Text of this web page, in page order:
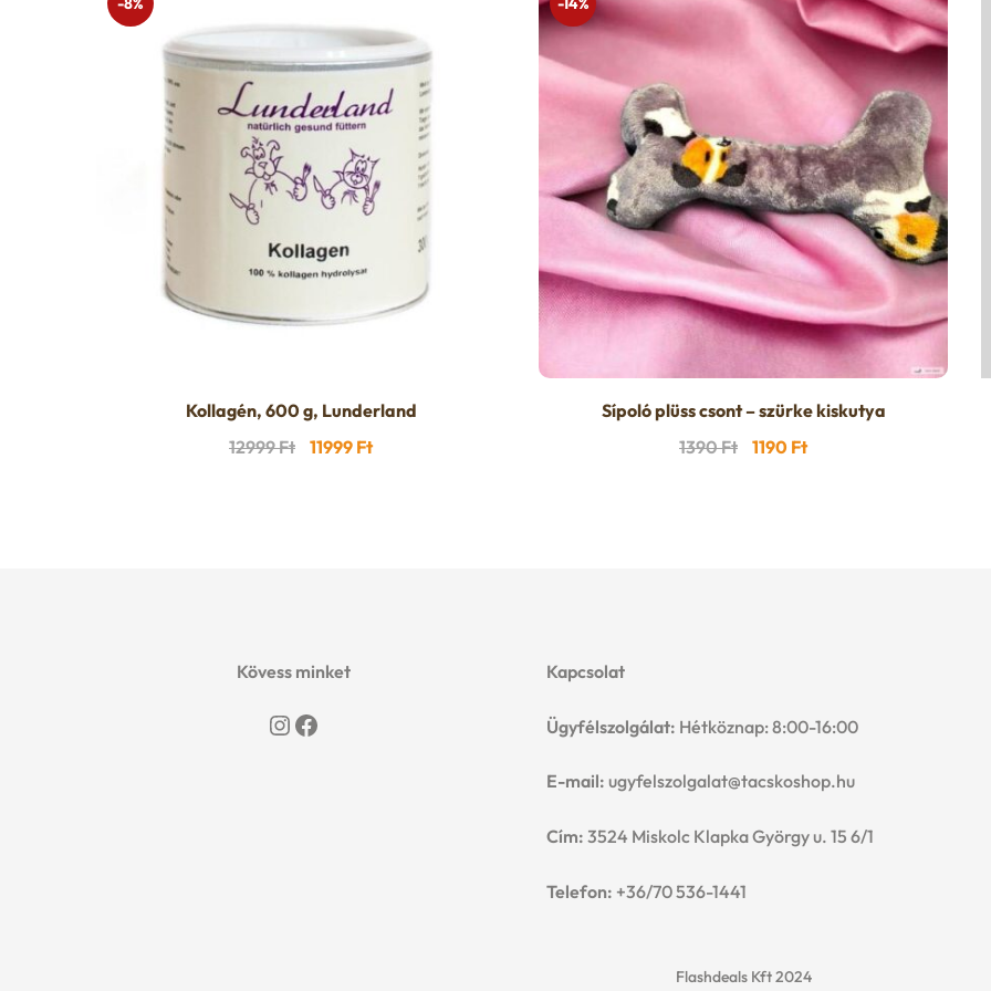
Kollagén, 600 g, Lunderland
12999Ft Original
11999 FtCurrent
Sípoló plüss csont – szürke kiskutya
1390Ft Original
1190 FtCurrent
Kövess minket
Instagram
Facebook
Kapcsolat
Ügyfélszolgálat: Hétköznap: 8:00-16:00
E-mail: ugyfelszolgalat@tacskoshop.hu
Cím: 3524 Miskolc Klapka György u. 15 6/1
Telefon: +36/70 536-1441
Flashdeals Kft 2024